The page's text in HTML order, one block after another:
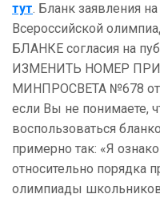
тут. Бланк заявления
Всероссийской
БЛАНКЕ согласия на
ИЗМЕНИТЬ НОМЕР
МИНПРОСВЕТА №678 от
если Вы не понимаете,
воспользоваться
примерно так: «Я
относительно порядка
олимпиады